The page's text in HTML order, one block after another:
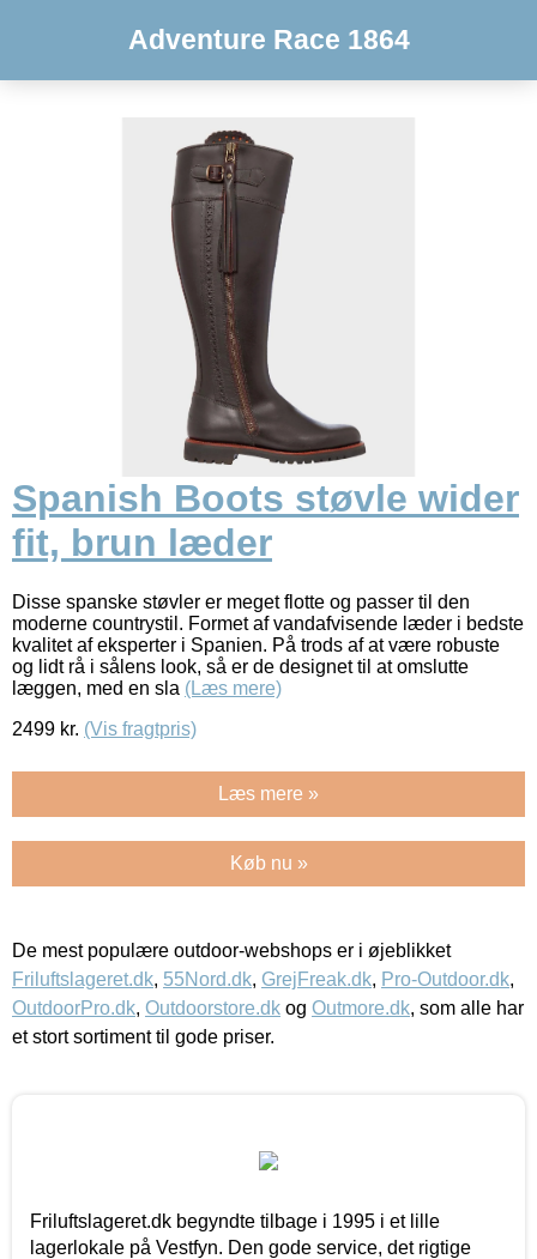
Adventure Race 1864
Spanish Boots støvle wider
fit, brun læder
Disse spanske støvler er meget flotte og passer til den
moderne countrystil. Formet af vandafvisende læder i bedste
kvalitet af eksperter i Spanien. På trods af at være robuste
og lidt rå i sålens look, så er de designet til at omslutte
læggen, med en sla (Læs mere)
2499 kr. (Vis fragtpris)
Læs mere »
Køb nu »
De mest populære outdoor-webshops er i øjeblikket
Friluftslageret.dk, 55Nord.dk, GrejFreak.dk, Pro-Outdoor.dk,
OutdoorPro.dk, Outdoorstore.dk og Outmore.dk, som alle har
et stort sortiment til gode priser.
Friluftslageret.dk begyndte tilbage i 1995 i et lille
lagerlokale på Vestfyn. Den gode service, det rigtige